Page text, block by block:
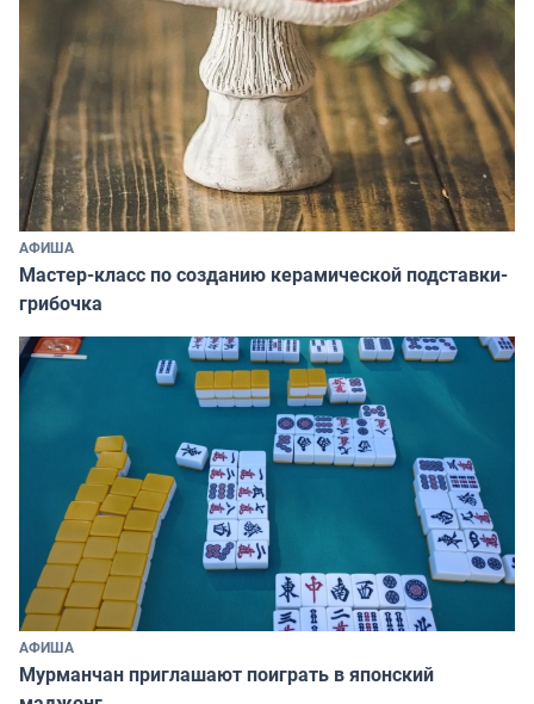
АФИША
Мастер-класс по созданию керамической подставки-
грибочка
АФИША
Мурманчан приглашают поиграть в японский